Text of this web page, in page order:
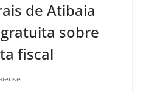
de Atibaia
sobre
fiscal